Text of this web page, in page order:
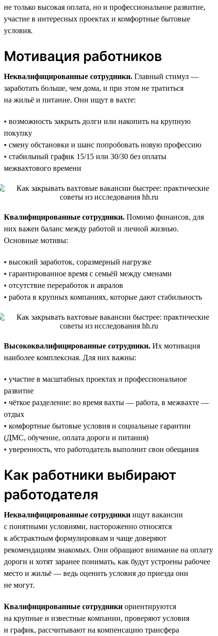
не только высокая оплата, но и профессиональное развитие,
участие в интересных проектах и комфортные бытовые
условия.
Мотивация работников
Неквалифицированные сотрудники. Главный стимул —
заработать больше, чем дома, и при этом не тратиться
на жильё и питание. Они ищут в вахте:
• возможность закрыть долги или накопить на крупную
покупку
• смену обстановки и шанс попробовать новую профессию
• стабильный график 15/15 или 30/30 без оплаты
межвахтового времени
Квалифицированные сотрудники. Помимо финансов, для
них важен баланс между работой и личной жизнью.
Основные мотивы:
• высокий заработок, соразмерный нагрузке
• гарантированное время с семьёй между сменами
• отсутствие переработок и авралов
• работа в крупных компаниях, которые дают стабильность
Высококвалифицированные сотрудники. Их мотивация
наиболее комплексная. Для них важны:
• участие в масштабных проектах и профессиональное
развитие
• чёткое разделение: во время вахты — работа, в межвахте —
отдых
• комфортные бытовые условия и социальные гарантии
(ДМС, обучение, оплата дороги и питания)
• уверенность, что работодатель выполнит свои обещания
Как работники выбирают
работодателя
Неквалифицированные сотрудники ищут вакансии
с понятными условиями, настороженно относятся
к абстрактным формулировкам и чаще доверяют
рекомендациям знакомых. Они обращают внимание на оплату
дороги и хотят заранее понимать, как будут устроены рабочее
место и жильё — ведь оценить условия до приезда они
не могут.
Квалифицированные сотрудники ориентируются
на крупные и известные компании, проверяют условия
и график, рассчитывают на компенсацию трансфера